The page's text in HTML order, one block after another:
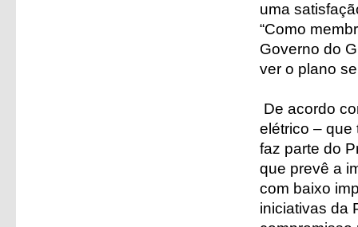
uma
“Como
Governo do
ver o plano
De acordo
elétrico – que
faz parte do
que prevê a
com baixo
iniciativas da